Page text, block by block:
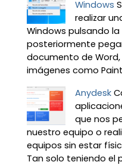
Windows
realizar
Windows pulsando
posteriormente
documento de Word,
imágenes como
Anydesk
que nos
nuestro equipo o
equipos sin estar
Tan solo teniendo el